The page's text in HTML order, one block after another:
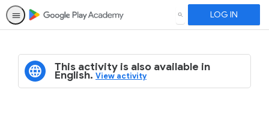
SEARCH LOG IN
This activity is also available in
English.View activity